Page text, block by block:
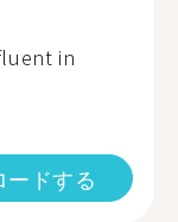
in
ドする